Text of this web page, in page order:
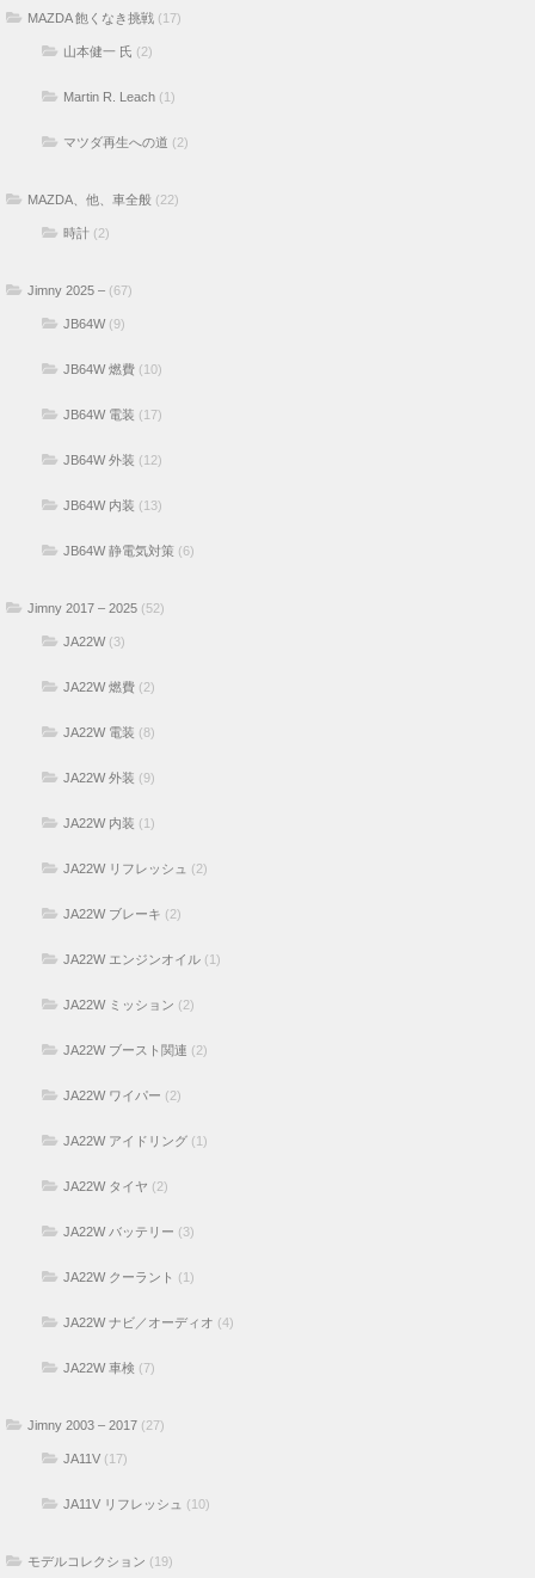
MAZDA 飽くなき挑戦 (17)
山本健一 氏 (2)
Martin R. Leach (1)
マツダ再生への道 (2)
MAZDA、他、車全般 (22)
時計 (2)
Jimny 2025 – (67)
JB64W(9)
JB64W 燃費 (10)
JB64W 電装 (17)
JB64W 外装 (12)
JB64W 内装 (13)
JB64W 静電気対策 (6)
Jimny 2017 – 2025 (52)
JA22W(3)
JA22W 燃費 (2)
JA22W 電装 (8)
JA22W 外装 (9)
JA22W 内装 (1)
JA22W リフレッシュ (2)
JA22W ブレーキ (2)
JA22W エンジンオイル (1)
JA22W ミッション (2)
JA22W ブースト関連 (2)
JA22W ワイパー (2)
JA22W アイドリング (1)
JA22W タイヤ (2)
JA22W バッテリー (3)
JA22W クーラント (1)
JA22W ナビ／オーディオ (4)
JA22W 車検 (7)
Jimny 2003 – 2017 (27)
JA11V (17)
JA11V リフレッシュ (10)
モデルコレクション (19)